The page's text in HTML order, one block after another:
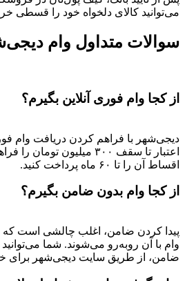
می‌توانید کالای دلخواه خود را قسطی
سوالات متداول وام
از کجا وام فوری آنلاین بگیرم؟
دیجی‌شهر با فراهم کردن دریافت وام
اعتبار تا سقف ۳۰۰ میلیون
اقساط آن را تا ۶۰ ماه پرداخت کنید.
از کجا وام بدون ضامن بگیرم؟
پیدا کردن ضامن، اغلب چالشی است که
وام با آن روبه‌رو می‌شوند. شما می‌توانید
ضامن، از طریق سایت دیجی‌شهر برای